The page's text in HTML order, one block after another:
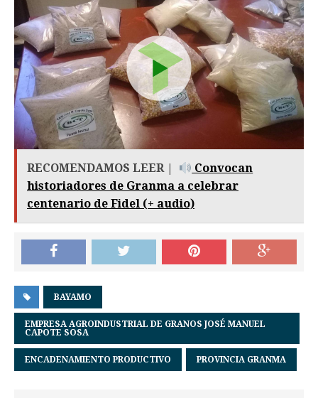
RECOMENDAMOS LEER |
Convocan
historiadores de Granma a celebrar
centenario de Fidel (+ audio)
BAYAMO
EMPRESA AGROINDUSTRIAL DE GRANOS JOSÉ MANUEL
CAPOTE SOSA
ENCADENAMIENTO PRODUCTIVO PROVINCIA GRANMA